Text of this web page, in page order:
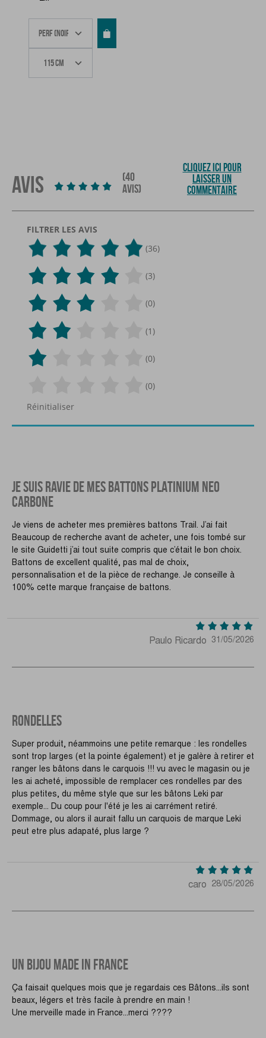
AVIS
(40
AVIS)
CLIQUEZ ICI POUR
LAISSER UN
COMMENTAIRE
FILTRER LES AVIS
(36)
(3)
(0)
(1)
(0)
(0)
Réinitialiser
JE SUIS RAVIE DE MES BATTONS PLATINIUM NEO
CARBONE
Je viens de acheter mes premières battons Trail. J’ai fait
Beaucoup de recherche avant de acheter, une fois tombé sur
le site Guidetti j’ai tout suite compris que c’était le bon choix.
Battons de excellent qualité, pas mal de choix,
personnalisation et de la pièce de rechange. Je conseille à
100% cette marque française de battons.
Paulo Ricardo 31/05/2026
RONDELLES
Super produit, néammoins une petite remarque : les rondelles
sont trop larges (et la pointe également) et je galère à retirer et
ranger les bâtons dans le carquois !!! vu avec le magasin ou je
les ai acheté, impossible de remplacer ces rondelles par des
plus petites, du même style que sur les bâtons Leki par
exemple... Du coup pour l'été je les ai carrément retiré.
Dommage, ou alors il aurait fallu un carquois de marque Leki
peut etre plus adapaté, plus large ?
caro 28/05/2026
UN BIJOU MADE IN FRANCE
Ça faisait quelques mois que je regardais ces Bâtons...ils sont
beaux, légers et très facile à prendre en main !
Une merveille made in France...merci ????